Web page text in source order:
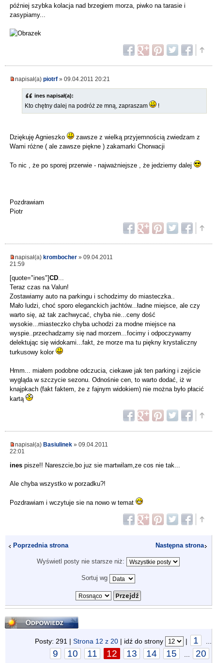
później szybka kolacja nad brzegiem morza, piwko na tarasie i
zasypiamy...
napisał(a) piotrf » 09.04.2011 20:21
ines napisał(a):
Kto chętny dalej na podróż ze mną, zapraszam !
Dziękuję Agnieszko
zawsze z wielką przyjemnością zwiedzam z
Wami różne ( ale zawsze piękne ) zakamarki Chorwacji
To nic , że po sporej przerwie - najważniejsze , że jedziemy dalej
Pozdrawiam
Piotr
napisał(a) krombocher » 09.04.2011
21:59
[quote="ines"]CD...
Teraz czas na Valun!
Zostawiamy auto na parkingu i schodzimy do miasteczka..
Mało ludzi, choć sporo eleganckich jachtów...ładne miejsce, ale czy
warto się, aż tak zachwycać, chyba nie...ceny dość
wysokie...miasteczko chyba uchodzi za modne miejsce na
wyspie..przechadzamy się nad morzem...focimy i odpoczywamy
delektując się widokami...fakt, że morze ma tu piękny krystaliczny
turkusowy kolor
Hmm... miałem podobne odczucia, ciekawe jak ten parking i zejście
wygląda w szczycie sezonu. Odnośnie cen, to warto dodać, iż w
knajpkach (fakt faktem, że z fajnym widokiem) nie można było płacić
kartą
napisał(a) Basiulinek » 09.04.2011
22:01
ines pisze!! Nareszcie,bo juz sie martwilam,ze cos nie tak...
Ale chyba wszystko w porzadku?!
Pozdrawiam i wczytuje sie na nowo w temat
Poprzednia strona Następna strona
Wyświetl posty nie starsze niż:
Sortuj wg
Odpowiedz
Posty: 291 | Strona 12 z 20 | idź do strony | 1
9 10 11 12 13 14 15 20